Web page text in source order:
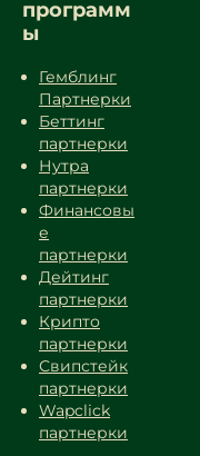
программ
ы
Гемблинг
Партнерки
Беттинг
партнерки
Нутра
партнерки
Финансовы
е
партнерки
Дейтинг
партнерки
Крипто
партнерки
Свипстейк
партнерки
Wapclick
партнерки